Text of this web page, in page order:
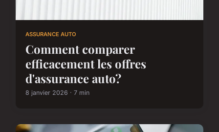
ASSURANCE AUTO
Comment comparer
efficacement les offres
d'assurance auto?
8 janvier 2026 · 7 min